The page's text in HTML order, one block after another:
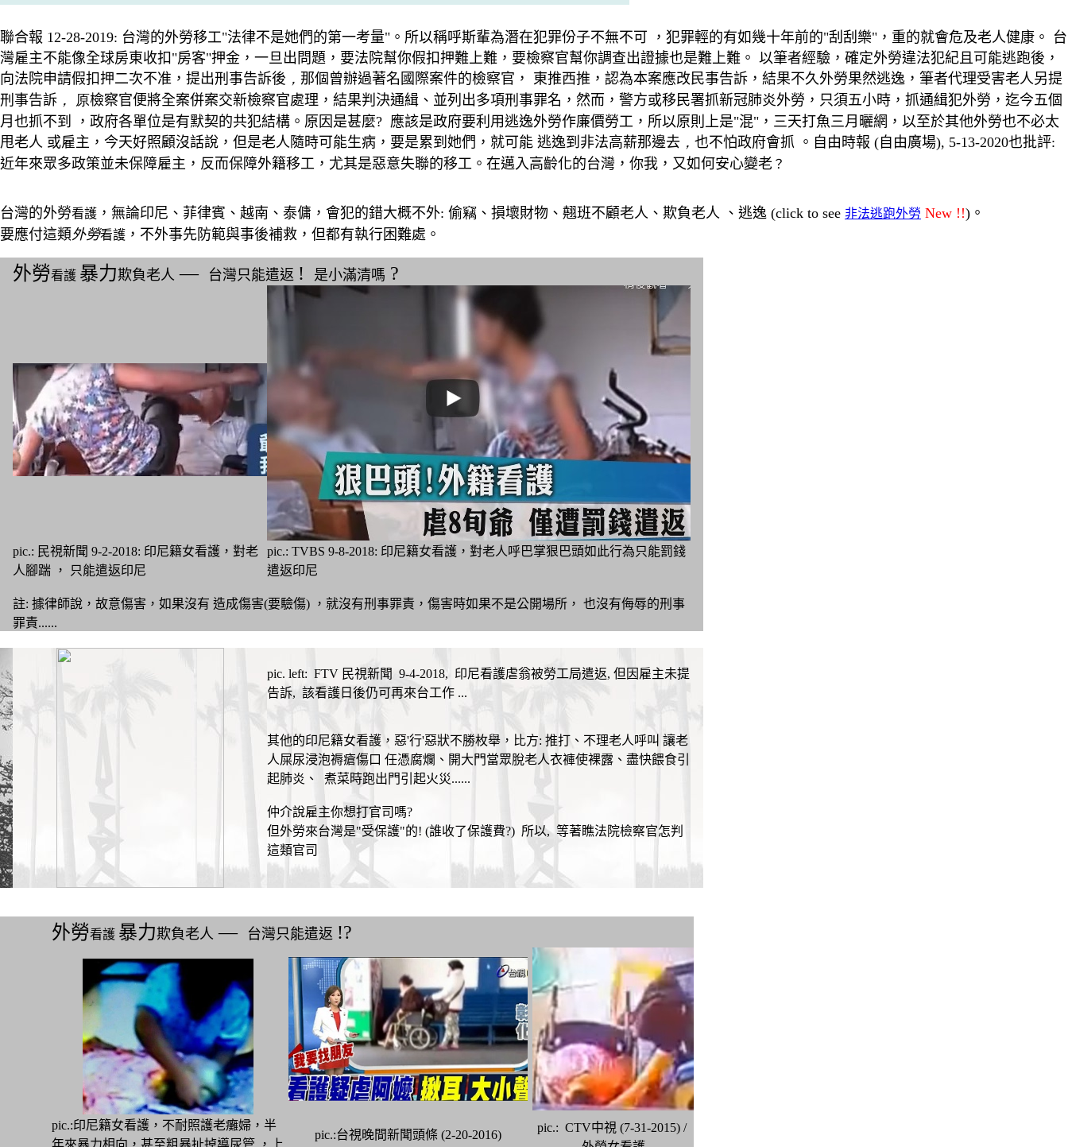
聯合報 12-28-2019: 台灣的外勞移工"法律不是她們的第一考量"。所以稱呼斯輩為潛在犯罪份子不無不可 ，犯罪輕的有如幾十年前的"刮刮樂"，重的就會危及老人健康。 台
灣雇主不能像全球房東收扣"房客"押金，一旦出問題，要法院幫你假扣押難上難，要檢察官幫你調查出證據也是難上難。 以筆者經驗，確定外勞違法犯紀且可能逃跑後，
向法院申請假扣押二次不准，提出刑事告訴後 ， 那個曾辦過著名國際案件的檢察官， 東推西推，認為本案應改民事告訴，結果不久外勞果然逃逸，筆者代理受害老人另提
刑事告訴 ， 原檢察官便將全案併案交新檢察官處理，結果判決通緝、並列出多項刑事罪名，然而，警方或移民署抓新冠肺炎外勞，只須五小時，抓通緝犯外勞，迄今五個
月也抓不到 ，政府各單位是有默契的共犯結構。原因是甚麼? 應該是政府要利用逃逸外勞作廉價勞工，所以原則上是"混"，三天打魚三月曬網，以至於其他外勞也不必太
甩老人 或雇主，今天好照顧沒話說，但是老人隨時可能生病，要是累到她們，就可能 逃逸到非法高薪那邊去 ， 也不怕政府會抓 。 自由時報 ( 自由廣場), 5-13-2020也批評:
近年來眾多政策並未保障雇主，反而保障外籍移工，尤其是惡意失聯的移工。在邁入高齡化的台灣，你我，又如何安心變老 ？
台灣的外勞看護 ，無論印尼、菲律賓、越南、泰傭， 會犯的錯大概不外: 偷竊 、損壞財物、翹班不顧老人、欺負老人 、逃逸 (click to see 非法逃跑外勞 New !!)。
要應付這類外勞看護 ，不外事先防範與事後補救，但都有執行困難處 。
外勞看護 暴力欺負老人 ― 台灣只能遣返 ! 是小滿清嗎 ?
pic.: 民視新聞 9-2-2018: 印尼籍女看護，對老
人腳踹 ， 只能遣返印尼
pic.: TVBS 9-8-2018: 印尼籍女看護，對老人呼巴掌狠巴頭如此行為只能罰錢
遣返印尼
註: 據律師說，故意傷害，如果沒有 造成傷害(要驗傷) ，就沒有刑事罪責，傷害時如果不是公開場所， 也沒有侮辱的刑事
罪責......
pic. left: FTV 民視新聞 9-4-2018, 印尼看護虐翁被勞工局遣返, 但因雇主未提
告訴, 該看護日後仍可再來台工作 ...
其他的印尼籍女看護，惡'行'惡狀不勝枚舉，比方: 推打 、不理老人呼叫 讓老
人屎尿浸泡褥瘡傷口 任憑腐爛、開大門當眾脫老人衣褲使裸露、盡快餵食引
起肺炎、 煮菜時跑出門引起火災......
仲介說雇主你想打官司嗎?
但外勞來台灣是"受保護"的! (誰收了保護費?) 所以, 等著瞧法院檢察官怎判
這類官司
外勞看護 暴力欺負老人 ― 台灣只能遣返 !?
pic.:印尼籍女看護，不耐照護老癱婦，半
年來暴力相向，甚至粗暴扯掉導尿管 ，上
pic.:台視晚間新聞頭條 (2-20-2016)
pic.: CTV中視 (7-31-2015) /